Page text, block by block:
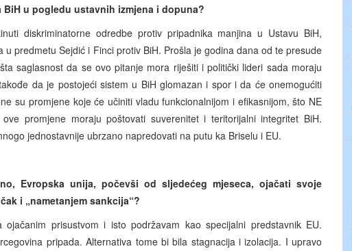
u pogledu ustavnih izmjena i dopuna?
diskriminatorne odredbe protiv pripadnika manjina u Ustavu BiH,
predmetu Sejdić i Finci protiv BiH. Prošla je godina dana od te presude
saglasnost da se ovo pitanje mora riješiti i politički lideri sada moraju
da je postojeći sistem u BiH glomazan i spor i da će onemogućiti
su promjene koje će učiniti vladu funkcionalnijom i efikasnijom, što NE
promjene moraju poštovati suverenitet i teritorijalni integritet BiH.
jednostavnije ubrzano napredovati na putu ka Briselu i EU.
Evropska unija, počevši od sljedećeg mjeseca, ojačati svoje
i „nametanjem sankcija“?
ojačanim prisustvom i isto podržavam kao specijalni predstavnik EU.
pripada. Alternativa tome bi bila stagnacija i izolacija. I upravo